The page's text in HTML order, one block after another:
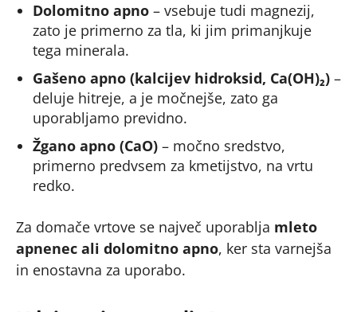
Dolomitno apno – vsebuje tudi magnezij,
zato je primerno za tla, ki jim primanjkuje
tega minerala.
Gašeno apno (kalcijev hidroksid, Ca(OH)₂) –
deluje hitreje, a je močnejše, zato ga
uporabljamo previdno.
Žgano apno (CaO) – močno sredstvo,
primerno predvsem za kmetijstvo, na vrtu
redko.
Za domače vrtove se največ uporablja mleto
apnenec ali dolomitno apno, ker sta varnejša
in enostavna za uporabo.